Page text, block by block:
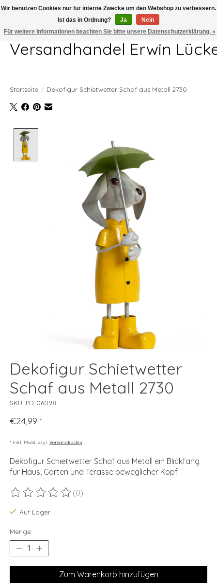
Telefon 04407 715872 MO-DO 7.00-17.00Uhr FR 7.00-13.00Uhr
Versandhandel Erwin
Startseite / Dekofigur Schietwetter Schaf aus Metall 2730
Dekofigur Schietwetter
Schaf aus Metall 2730
SKU: PD-06098
€24,99 *
* Inkl. MwSt. zzgl. Versandkosten
Dekofigur Schietwetter Schaf aus Metall ein Blickfang
für Haus, Garten und Terasse beweglicher Kopf
Die Bewertung dieses Produkts ist
(0)
Auf Lager
Menge:
Zum Warenkorb hinzufügen
Wir benutzen Cookies nur für interne Zwecke um den Webshop zu verbessern.
Ist das in Ordnung?
Ja
Nein
Für weitere Informationen beachten Sie bitte unsere Datenschutzerklärung. »